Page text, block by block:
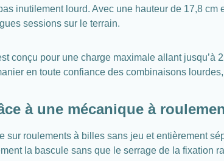
inutilement lourd. Avec une hauteur de 17,8
sessions sur le terrain.
conçu pour une charge maximale allant jusqu’à
en toute confiance des combinaisons
à une mécanique à
sur roulements à billes sans jeu et entièrement
la bascule sans que le serrage de la fixation